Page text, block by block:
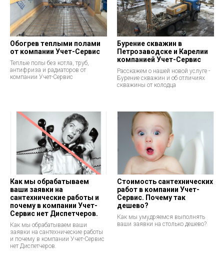
Обогрев теплыми полами
от компании Учет-Сервис
Теплые полы без котла, труб,
антифриза и радиаторов от
компании Учет-Сервис
Бурение скважин в
Петрозаводске и Карелии
компанией Учет-Сервис
Расскажем о нашей новой услуге -
Бурение скважин и об отличиях
скважины от колодца
Как мы обрабатываем
ваши заявки на
сантехнические работы и
почему в компании Учет-
Сервис нет Диспетчеров.
Как мы обрабатываем ваши
заявки на сантехнические работы
и почему в компании Учет-Сервис
нет Диспетчеров.
Стоимость сантехнических
работ в компании Учет-
Сервис. Почему так
дешево?
Как мы умудряемся выполнять
ваши заявки на столько дешево?